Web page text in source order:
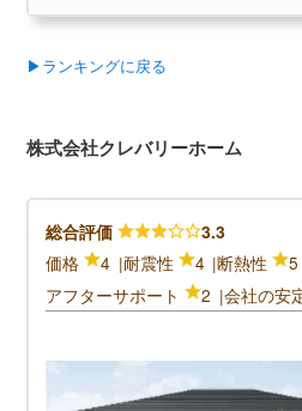
【LIFULL
カタログを一括
家のイメージづくり
タマホームの読ま
▶タマホーム評判は？建てた人
▶タマホームの坪単価はいくら
ますが、建てた時から欠陥があったり
床の不自然な軋みなどもあり、直して
のにまた同じ症状が出たりするので、
りません。地震が来た時の耐震も不安
です。所々に雑な作業の跡があるので
た分割にあいません。冬は寒く、夏は
間が空いていて夏になるとアリが室内
るところも不満です。結論は、外観は
ど、家の中は欠陥が多すぎるので全体
▶ランキングに戻る
株式会社クレバリーホーム
総合評価
3.3
価格
4 耐震性 4 断熱性 5
アフターサポート
2 会社の安